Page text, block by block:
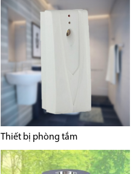
Thiết bị phòng tắm